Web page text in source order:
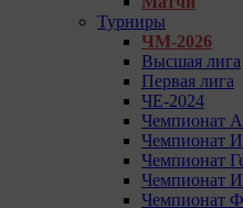
Турниры
ЧМ-2026
Высшая лига
Первая лига
ЧЕ-2024
Чемпионат
Чемпионат
Чемпионат
Чемпионат
Чемпионат